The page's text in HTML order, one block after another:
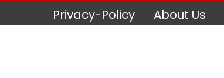
Privacy-Policy About Us